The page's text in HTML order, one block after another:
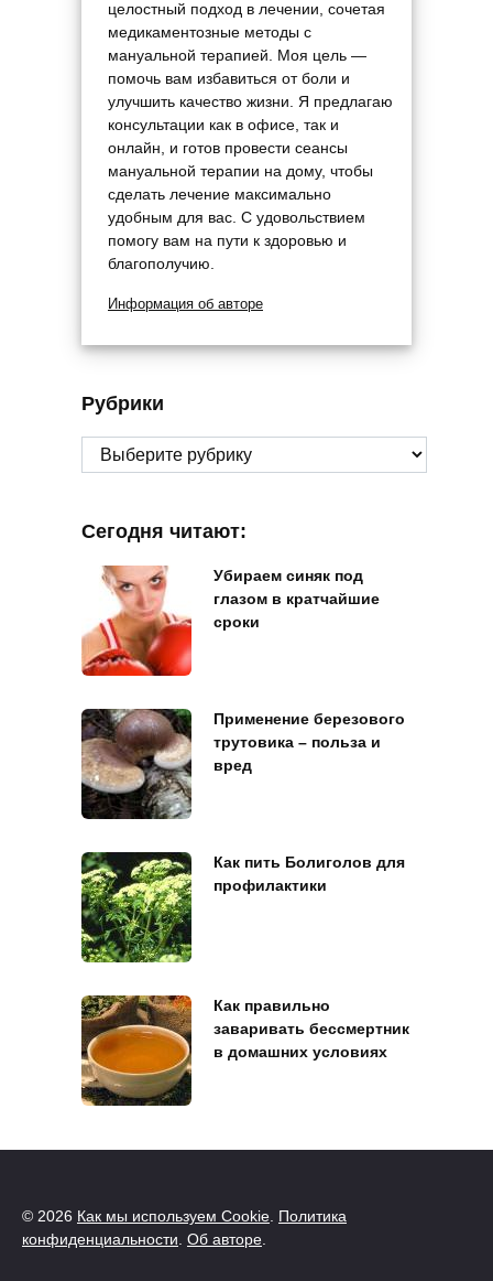
целостный подход в лечении, сочетая
медикаментозные методы с
мануальной терапией. Моя цель —
помочь вам избавиться от боли и
улучшить качество жизни. Я предлагаю
консультации как в офисе, так и
онлайн, и готов провести сеансы
мануальной терапии на дому, чтобы
сделать лечение максимально
удобным для вас. С удовольствием
помогу вам на пути к здоровью и
благополучию.
Информация об авторе
Рубрики
Рубрики
Сегодня читают:
Убираем синяк под
глазом в кратчайшие
сроки
Применение березового
трутовика – польза и
вред
Как пить Болиголов для
профилактики
Как правильно
заваривать бессмертник
в домашних условиях
© 2026 Как мы используем Cookie Политика
конфиденциальности Об авторе